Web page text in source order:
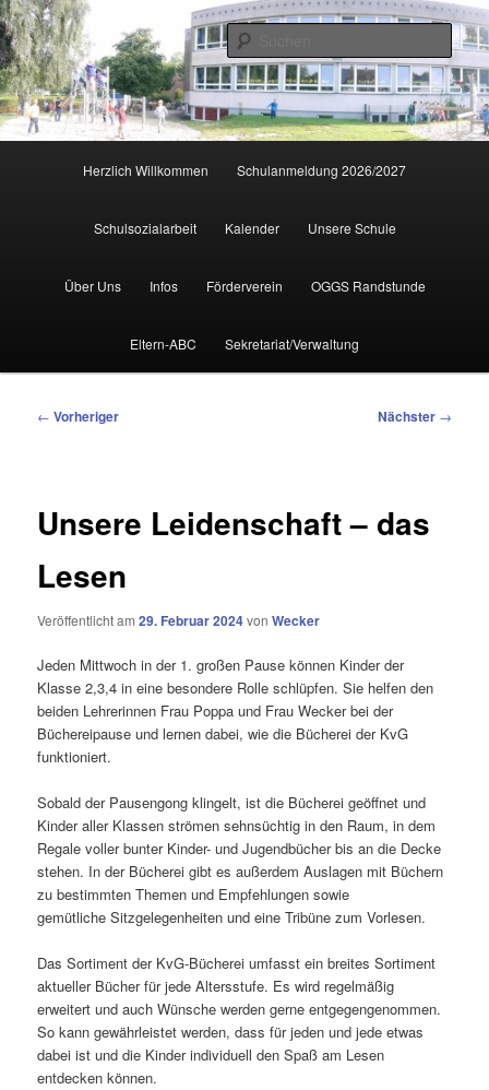
Zum
primären
Inhalt
springen
Herzlich Willkommen Schulanmeldung 2026/2027
Schulsozialarbeit Kalender Unsere Schule
Über Uns Infos Förderverein OGGS Randstunde
Eltern-ABC Sekretariat/Verwaltung
Beitragsnavigation
← Vorheriger Nächster →
Unsere Leidenschaft – das
Lesen
Veröffentlicht am29. Februar 2024vonWecker
Jeden Mittwoch in der 1. großen Pause können Kinder der
Klasse 2,3,4 in eine besondere Rolle schlüpfen. Sie helfen den
beiden Lehrerinnen Frau Poppa und Frau Wecker bei der
Büchereipause und lernen dabei, wie die Bücherei der KvG
funktioniert.
Sobald der Pausengong klingelt, ist die Bücherei geöffnet und
Kinder aller Klassen strömen sehnsüchtig in den Raum, in dem
Regale voller bunter Kinder- und Jugendbücher bis an die Decke
stehen. In der Bücherei gibt es außerdem Auslagen mit Büchern
zu bestimmten Themen und Empfehlungen sowie
gemütliche Sitzgelegenheiten und eine Tribüne zum Vorlesen.
Das Sortiment der KvG-Bücherei umfasst ein breites Sortiment
aktueller Bücher für jede Altersstufe. Es wird regelmäßig
erweitert und auch Wünsche werden gerne entgegengenommen.
So kann gewährleistet werden, dass für jeden und jede etwas
dabei ist und die Kinder individuell den Spaß am Lesen
entdecken können.